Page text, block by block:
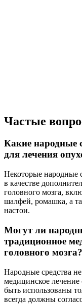
Частые
Какие народные
для лечения
Некоторые народные
в качестве
головного мозга,
шалфей, ромашка, а
настои.
Могут ли
традиционное
головного мозга?
Народные средства
медицинское
быть использованы
всегда должны